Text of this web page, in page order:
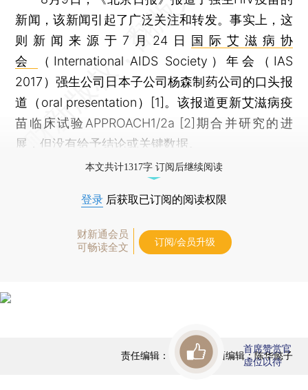
新闻，该新闻引起了广泛关注和转发。事实上，这
则新闻来源于7月24日 国际艾滋病协
会
（International AIDS Society）年会（IAS
2017）强生公司日本子公司杨森制药公司的口头报
道（oral presentation）[1]。该报道更新艾滋病疫
苗临床试验APPROACH1/2a [2]期合并研究的进
展，但没有给予结论或关键数据。
本文共计1317字 订阅后继续阅读
登录 后获取已订阅的阅读权限
财新通会员
可畅读全文
订阅/会员升级
责任编辑：于达维 | 版面编辑：陈华懿子
首席赞赏官
虚位以待